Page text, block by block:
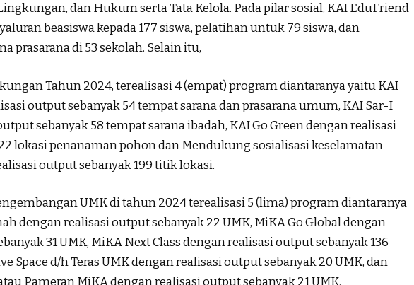
dan Hukum serta Tata Kelola. Pada pilar sosial, KAI EduFriend
beasiswa kepada 177 siswa, pelatihan untuk 79 siswa, dan
prasarana di 53 sekolah. Selain itu,
Tahun 2024, terealisasi 4 (empat) program diantaranya yaitu KAI
output sebanyak 54 tempat sarana dan prasarana umum, KAI Sar-I
sebanyak 58 tempat sarana ibadah, KAI Go Green dengan realisasi
lokasi penanaman pohon dan Mendukung sosialisasi keselamatan
output sebanyak 199 titik lokasi.
UMK di tahun 2024 terealisasi 5 (lima) program diantaranya
dengan realisasi output sebanyak 22 UMK, MiKA Go Global dengan
31 UMK, MiKA Next Class dengan realisasi output sebanyak 136
Space d/h Teras UMK dengan realisasi output sebanyak 20 UMK, dan